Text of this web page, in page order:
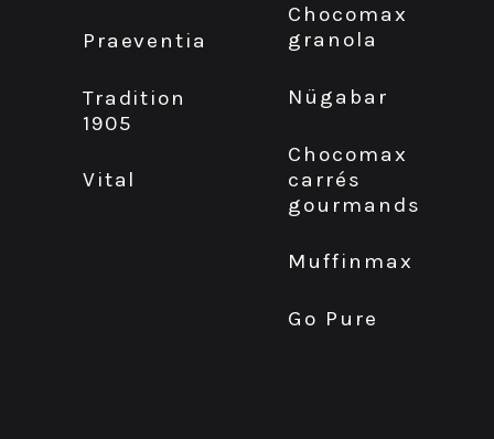
Praeventia
Tradition
1905
Vital
Chocomax
granola
Nügabar
Chocomax
carrés
gourmands
Muffinmax
Go Pure